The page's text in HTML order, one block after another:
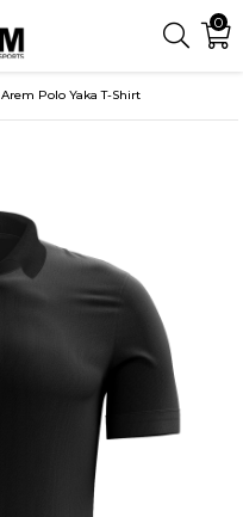
0
Arem Polo Yaka T-Shirt